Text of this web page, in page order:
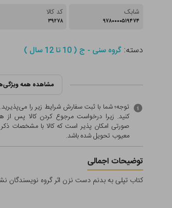
شابک
۹۷۸۰۰۰۰۵۱۹۴۷۴
کد کالا
۳۹۲۷۸
دسته: گروه سنی - ج ( 10 تا 12 سال )
مشاهده همه
توجه؛ شما با ثبت سفارش شرایط زیر را
کنید. زیرا درخواست مرجوع کردن کالا پس
صورتی امکان پذیر است که کالا با مشخصات
معيوب تحویل شده باشد.
توضیحات اجمالی
کتاب تپلی به بدنم دست نزن اثر گروه نویسندگان